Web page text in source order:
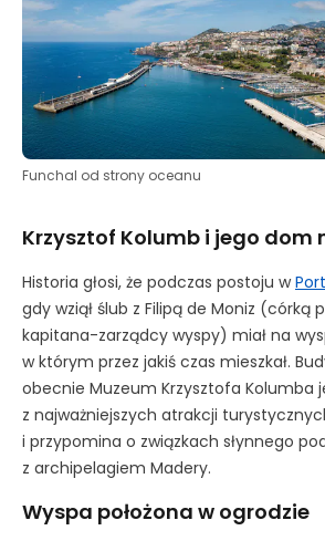
Funchal od strony oceanu
Krzysztof Kolumb i jego dom
Historia głosi, że podczas postoju w
gdy wziął ślub z Filipą de Moniz (córką
kapitana-zarządcy wyspy) miał na
w którym przez jakiś czas mieszkał.
obecnie Muzeum Krzysztofa Kolumba
z najważniejszych atrakcji
i przypomina o związkach słynnego
z archipelagiem Madery.
Wyspa położona w ogrodzie